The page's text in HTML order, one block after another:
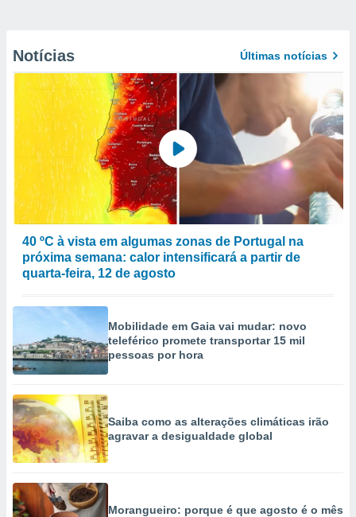
Notícias Últimas notícias
40 ºC à vista em algumas zonas de Portugal na
próxima semana: calor intensificará a partir de
quarta-feira, 12 de agosto
Mobilidade em Gaia vai mudar: novo
teleférico promete transportar 15 mil
pessoas por hora
Saiba como as alterações climáticas irão
agravar a desigualdade global
Morangueiro: porque é que agosto é o mês